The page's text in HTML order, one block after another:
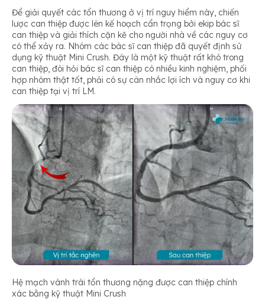
Để giải quyết các tổn thương ở vị trí nguy hiểm này, chiến
lược can thiệp được lên kế hoạch cẩn trọng bởi ekip bác sĩ
can thiệp và giải thích cặn kẽ cho người nhà về các nguy cơ
có thể xảy ra. Nhóm các bác sĩ can thiệp đã quyết định sử
dụng kỹ thuật Mini Crush. Đây là một kỹ thuật rất khó trong
can thiệp, đòi hỏi bác sĩ can thiệp có nhiều kinh nghiệm, phối
hợp nhóm thật tốt, phải có sự cân nhắc lợi ích và nguy cơ khi
can thiệp tại vị trí LM.
Hệ mạch vành trái tổn thương nặng được can thiệp chính
xác bằng kỹ thuật Mini Crush